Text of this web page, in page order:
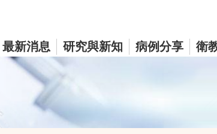
最新消息 研究與新知 病例分享 衛